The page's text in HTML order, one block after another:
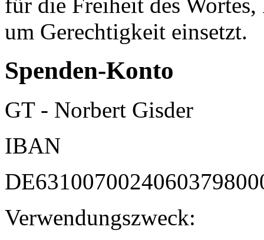
um Gerechtigkeit einsetzt.
Spenden-Konto
GT - Norbert Gisder
IBAN
Verwendungszweck: